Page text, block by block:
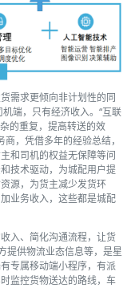
需求更倾向非计划性的同
端，只有经济收入。“互联
的重复，提高转送的效
商，凭借多年的经验总结，
和司机的权益无保障等问
技术驱动，为城配用户提
源，为货主减少发货环
业务收入，这些都是城配
入、简化沟通流程，让货
提供物流业态信息等，是星
专属移动端小程序，有派
监控货物送达的路线，车